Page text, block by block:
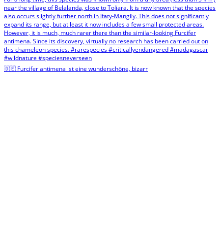
🇩🇪 Furcifer antimena ist eine wunderschöne, bizarr